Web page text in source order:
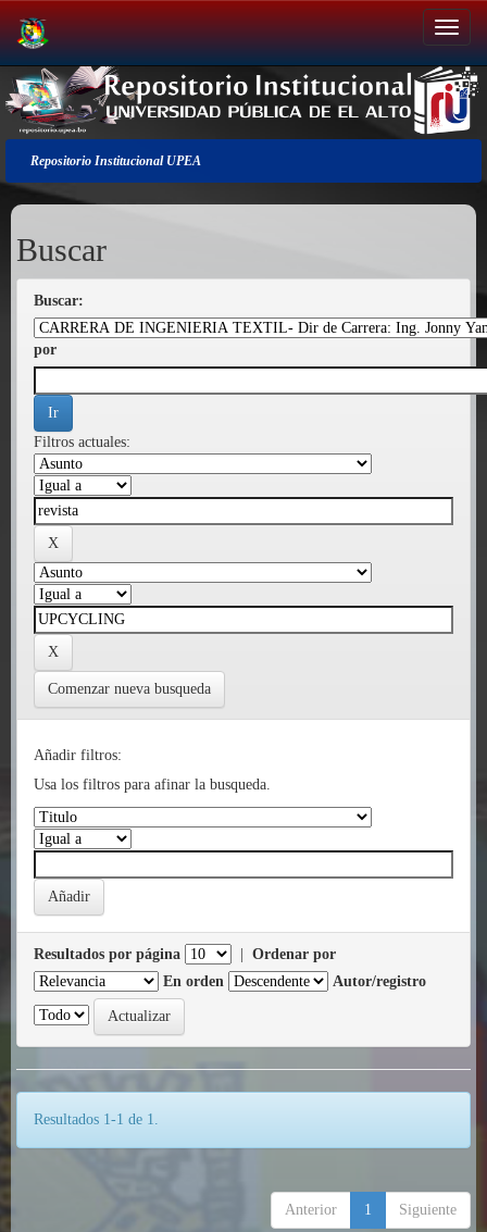
Salir
de
la
navegación
Repositorio Institucional UPEA
Buscar
Buscar:
por
Filtros actuales:
Comenzar nueva busqueda
Añadir filtros:
Usa los filtros para afinar la busqueda.
Resultados por página
Ordenar por
En orden
Autor/registro
Resultados 1-1 de 1.
Anterior 1 Siguiente